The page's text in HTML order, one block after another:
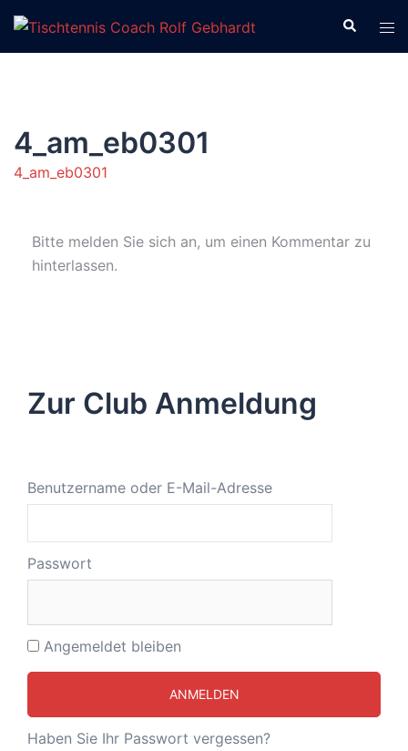
Zum
Inhalt
springen
Suche
4_am_eb0301
4_am_eb0301
Bitte melden Sie sich an, um einen Kommentar zu
hinterlassen.
Zur Club Anmeldung
Benutzername oder E-Mail-Adresse
Passwort
Angemeldet bleiben
Haben Sie Ihr Passwort vergessen?